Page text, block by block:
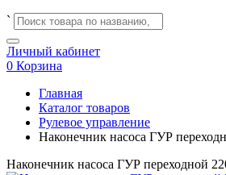
`
Личный кабинет
0 Корзина
Главная
Каталог товаров
Рулевое управление
Наконечник насоса ГУР
Наконечник насоса ГУР переходной